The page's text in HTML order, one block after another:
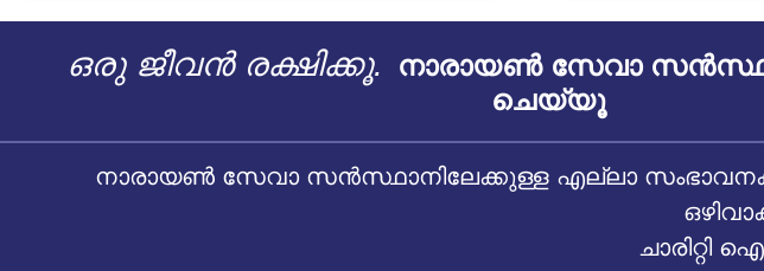
ഒരു ജീവൻ രക്ഷിക്കൂ.
നാരായൺ സേവാ
ചെയ്യൂ
നാരായൺ സേവാ സൻസ്ഥാനിലേക്കുള്ള എല്ലാ
ചാരിറ്റി